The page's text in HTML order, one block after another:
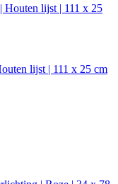
lijst | 111 x 25 cm